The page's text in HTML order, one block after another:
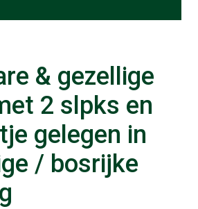
& gezellige
2 slpks en
gelegen in
/ bosrijke